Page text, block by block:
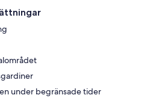
under begränsade tider